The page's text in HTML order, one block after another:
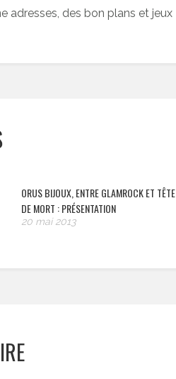
adresses, des bon plans et jeux
ORUS BIJOUX, ENTRE GLAMROCK ET TÊTE
DE MORT : PRÉSENTATION
20 mai 2013